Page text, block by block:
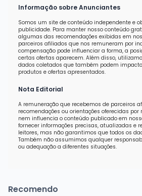
Informação sobre Anunciantes
Somos um site de conteúdo independente e
publicidade. Para manter nosso conteúdo
algumas das recomendações exibidas em
parceiros afiliados que nos remuneram por
compensação pode influenciar a forma, a
certas ofertas aparecem. Além disso,
dados coletados que também podem
produtos e ofertas apresentados.
Nota Editorial
A remuneração que recebemos de parceiros
recomendações ou orientações oferecidas
nem influencia o conteúdo publicado em
fornecer informações precisas, atualizadas e
leitores, mas não garantimos que todos os
Também não assumimos qualquer
ou adequação a diferentes situações.
Recomendo